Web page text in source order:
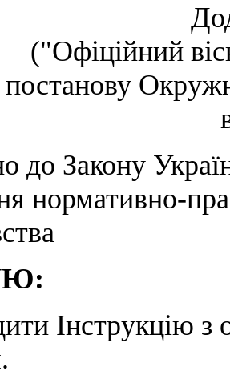
("Офіційний
постанову
до Закону
нормативно-
Інструкцію